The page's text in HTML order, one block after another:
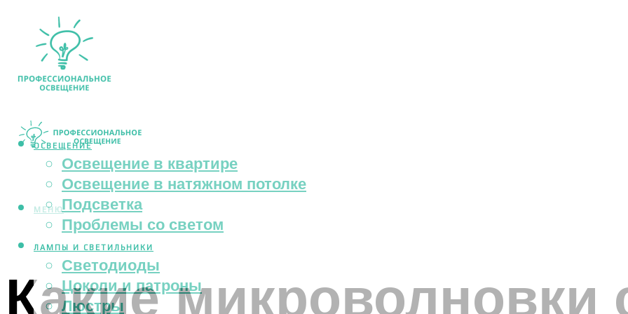
ОСВЕЩЕНИЕ
Освещение в квартире
Освещение в натяжном потолке
Подсветка
Проблемы со светом
ЛАМПЫ И СВЕТИЛЬНИКИ
Светодиоды
Цоколи и патроны
Люстры
МЕНЮ
Какие микроволновки